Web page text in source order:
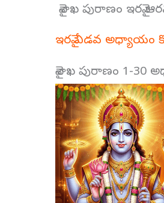
వైశాఖ పురాణం ఇరవై
ఇరవై ఏడవ అధ్యాయం
వైశాఖ పురాణం 1-30